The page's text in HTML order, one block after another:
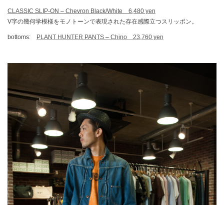
CLASSIC SLIP-ON – Chevron Black/White 6,480 yen
V字の幾何学模様をモノトーンで表現された存在感際立つスリッポン。
bottoms: PLANT HUNTER PANTS – Chino 23,760 yen